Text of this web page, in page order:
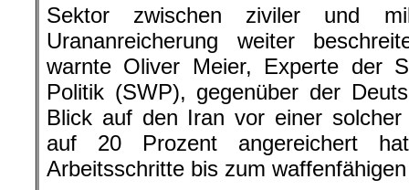
Sektor zwischen ziviler und
Urananreicherung weiter
warnte Oliver Meier, Experte der
Politik (SWP), gegenüber der
Blick auf den Iran vor einer solcher
auf 20 Prozent angereichert
Arbeitsschritte bis zum